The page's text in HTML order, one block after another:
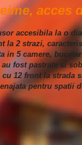
acces
accesibila la o
la 2 strazi,
in 5 camere,
fost pastrate si
12 front la strada
pentru spatii